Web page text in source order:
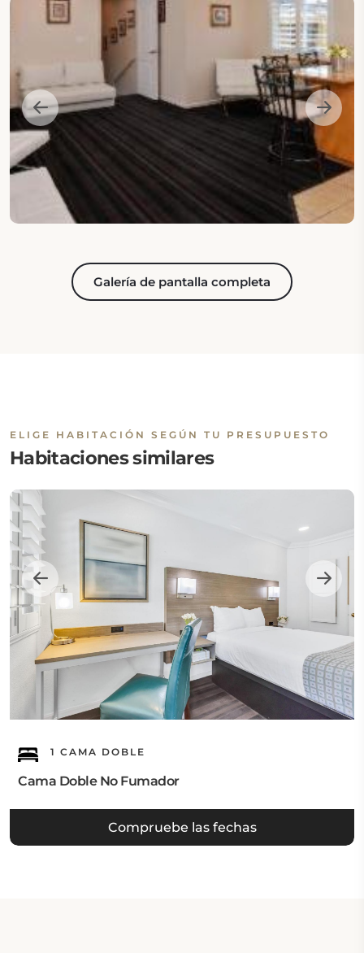
Galería de pantalla completa
ELIGE HABITACIÓN SEGÚN TU PRESUPUESTO
Habitaciones similares
1 CAMA DOBLE
Cama Doble No Fumador
Compruebe las fechas